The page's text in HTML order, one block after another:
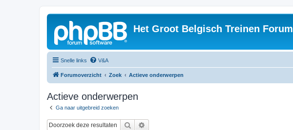
Het Groot Belgisch Treinen Forum
Snelle links V&A
Forumoverzicht Zoek Actieve onderwerpen
Actieve onderwerpen
Ga naar uitgebreid zoeken
Zoek